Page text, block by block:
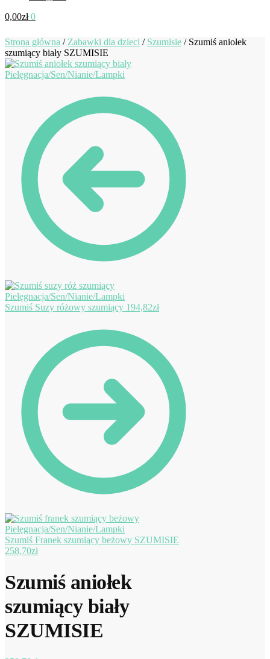
0,00zł 0
Strona główna / Zabawki dla dzieci / Szumisie / Szumiś aniołek
szumiący biały SZUMISIE
Szumiś Suzy różowy szumiący 194,82zł
Szumiś Franek szumiący beżowy SZUMISIE
258,70zł
Szumiś aniołek
szumiący biały
SZUMISIE